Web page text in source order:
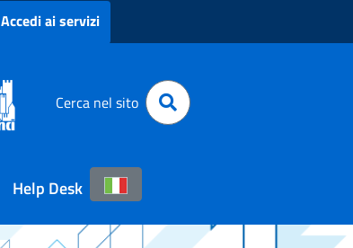
Accedi ai servizi
Cerca nel sito
Help Desk